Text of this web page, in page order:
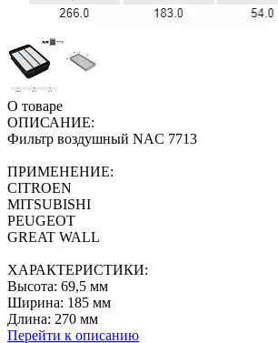
О товаре
ОПИСАНИЕ:
Фильтр воздушный NAC 7713
ПРИМЕНЕНИЕ:
CITROEN
MITSUBISHI
PEUGEOT
GREAT WALL
ХАРАКТЕРИСТИКИ:
Высота: 69,5 мм
Ширина: 185 мм
Длина: 270 мм
Перейти к описанию